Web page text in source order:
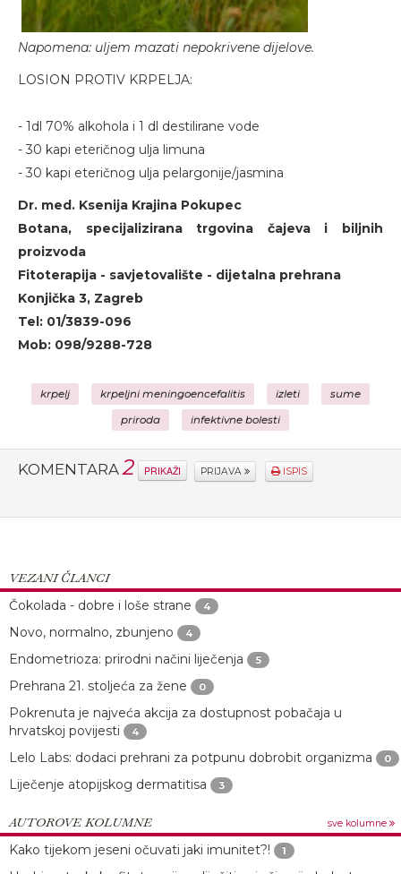
Napomena: uljem mazati nepokrivene dijelove.
LOSION PROTIV KRPELJA:
- 1dl 70% alkohola i 1 dl destilirane vode
- 30 kapi eteričnog ulja limuna
- 30 kapi eteričnog ulja pelargonije/jasmina
Dr. med. Ksenija Krajina Pokupec
Botana, specijalizirana trgovina čajeva i biljnih
proizvoda
Fitoterapija - savjetovalište - dijetalna prehrana
Konjička 3, Zagreb
Tel: 01/3839-096
Mob: 098/9288-728
krpelj krpeljni meningoencefalitis izleti sume
priroda infektivne bolesti
KOMENTARA2 PRIKAŽI PRIJAVA ISPIS
VEZANI ČLANCI
Čokolada - dobre i loše strane
4
Novo, normalno, zbunjeno 4
Endometrioza: prirodni načini liječenja 5
Prehrana 21. stoljeća za žene 0
Pokrenuta je najveća akcija za dostupnost pobačaja u
hrvatskoj povijesti
4
Lelo Labs: dodaci prehrani za potpunu dobrobit organizma 0
Liječenje atopijskog dermatitisa 3
AUTOROVE KOLUMNE sve kolumne
Kako tijekom jeseni očuvati jaki imunitet?! 1